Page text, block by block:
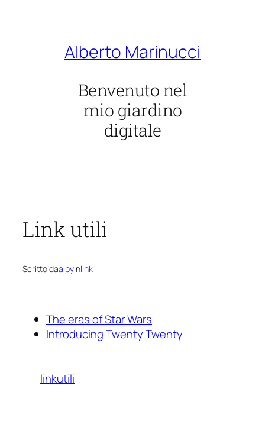
Alberto Marinucci
Benvenuto nel
mio giardino
digitale
Link utili
Scritto daalbyinlink
The eras of Star Wars
Introducing Twenty Twenty
linkutili